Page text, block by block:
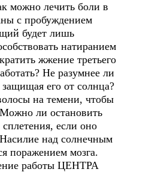
можно лечить боли в
с пробуждением
будет лишь
натиранием
жжение третьего
Не разумнее ли
защищая его от солнца?
на темени, чтобы
ли остановить
если оно
над солнечным
поражением мозга.
работы ЦЕНТРА